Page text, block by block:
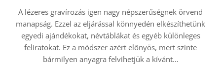
A lézeres gravírozás igen nagy népszerűségnek örvend
manapság. Ezzel az eljárással könnyedén elkészíthetünk
egyedi ajándékokat, névtáblákat és egyéb különleges
feliratokat. Ez a módszer azért előnyös, mert szinte
bármilyen anyagra felvihetjük a kívánt…